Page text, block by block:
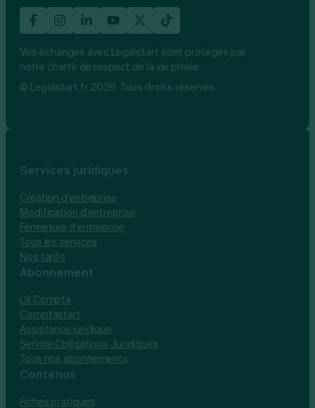
Vos échanges avec Legalstart sont protégés par
notre charte de respect de la vie privée.
© Legalstart.fr 2026. Tous droits réservés.
Services juridiques
Création d’entreprise
Modification d’entreprise
Fermeture d’entreprise
Tous les services
Nos tarifs
Abonnement
LS Compta
Comptastart
Assistance juridique
Service Obligations Juridiques
Tous nos abonnements
Contenus
Fiches pratiques